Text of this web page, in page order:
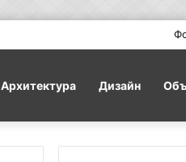
Архитектура Дизайн